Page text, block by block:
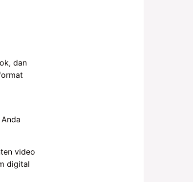
dan
video
digital